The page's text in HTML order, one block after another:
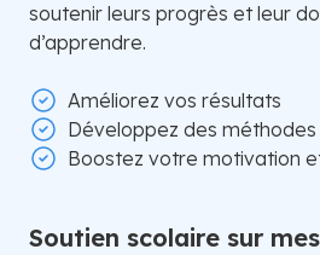
soutenir leurs progrès et leur
d’apprendre.
Améliorez vos résultats
Développez des
Boostez votre motivation
Soutien scolaire sur